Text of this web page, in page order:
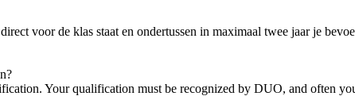
voor de klas staat en ondertussen in maximaal twee jaar je
Your qualification must be recognized by DUO, and often